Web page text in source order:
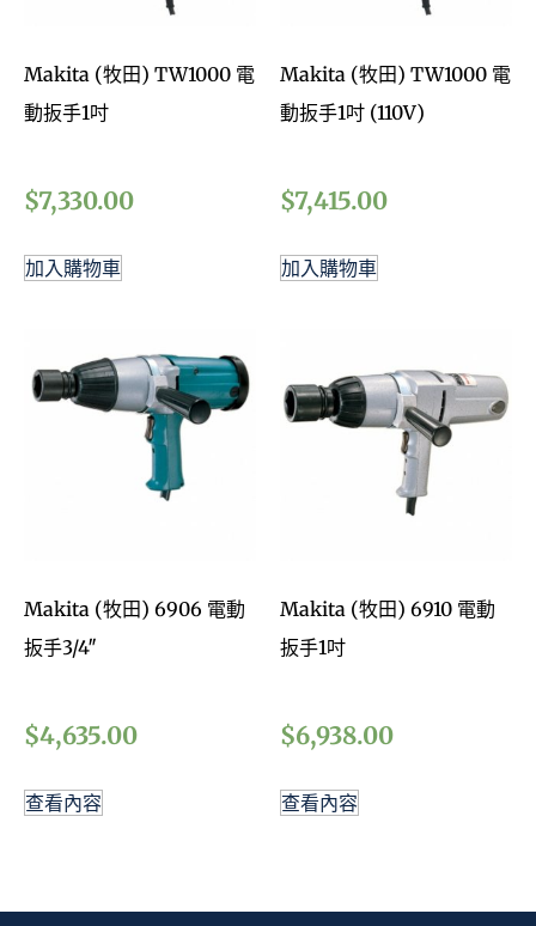
Makita (牧田) TW1000 電
動扳手1吋
$7,330.00
加入購物車
Makita (牧田) TW1000 電
動扳手1吋 (110V)
$7,415.00
加入購物車
Makita (牧田) 6906 電動
扳手3/4″
$4,635.00
查看內容
Makita (牧田) 6910 電動
扳手1吋
$6,938.00
查看內容